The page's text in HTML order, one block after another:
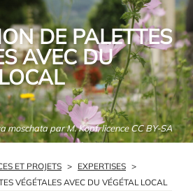
DE PALETTES
AVEC DU
moschata par M. Kopf, licence CC BY-SA
ET PROJETS > EXPERTISES >
VÉGÉTALES AVEC DU VÉGÉTAL LOCAL